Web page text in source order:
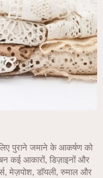
पुराने जमाने के आकर्षण को
कई आकारों, डिज़ाइनों और
मेज़पोश, डॉयली, रुमाल और